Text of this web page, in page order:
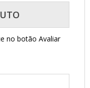
no botão Avaliar